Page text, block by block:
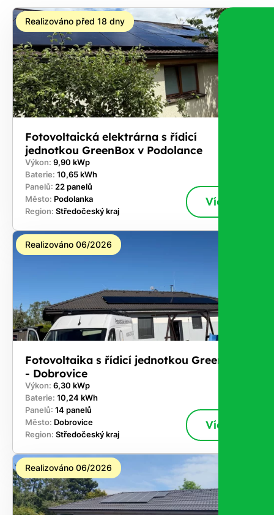
nárok.
Stačí
nám dát
vědět -
a nic Vás
to
nestojí.
Realizováno před 18 dny
Fotovoltaická elektrárna s řídicí
jednotkou GreenBox v Podolance
Výkon: 9,90 kWp
Baterie: 10,65 kWh
Panelů: 22 panelů
Město: Podolanka
Region: Středočeský kraj
Více
Realizováno 06/2026
Fotovoltaika s řídicí jednotkou GreenBox
- Dobrovice
Výkon: 6,30 kWp
Baterie: 10,24 kWh
Panelů: 14 panelů
Město: Dobrovice
Region: Středočeský kraj
Více
Realizováno 06/2026